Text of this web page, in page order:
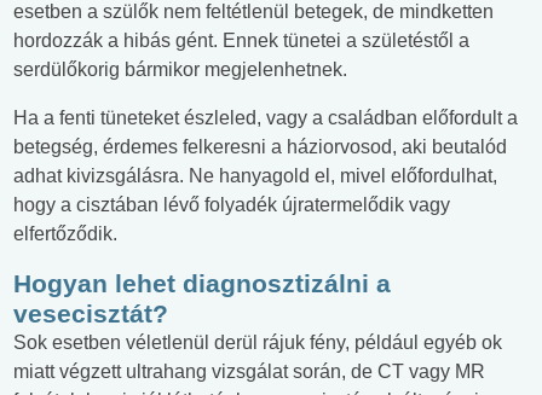
esetben a szülők nem feltétlenül betegek, de mindketten
hordozzák a hibás gént. Ennek tünetei a születéstől a
serdülőkorig bármikor megjelenhetnek.
Ha a fenti tüneteket észleled, vagy a családban előfordult a
betegség, érdemes felkeresni a háziorvosod, aki beutalód
adhat kivizsgálásra. Ne hanyagold el, mivel előfordulhat,
hogy a cisztában lévő folyadék újratermelődik vagy
elfertőződik.
Hogyan lehet diagnosztizálni a
vesecisztát?
Sok esetben véletlenül derül rájuk fény, például egyéb ok
miatt végzett ultrahang vizsgálat során, de CT vagy MR